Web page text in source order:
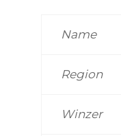
Name
Region
Winzer